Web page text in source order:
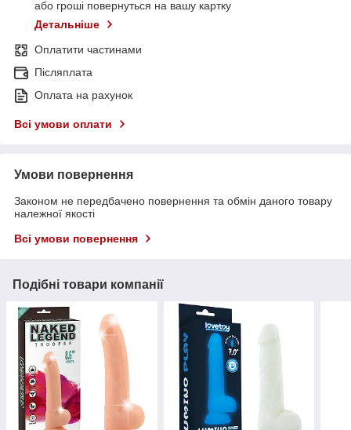
або гроші повернуться на вашу картку
Детальніше
Оплатити частинами
Післяплата
Оплата на рахунок
Всі умови оплати
Умови повернення
Законом не передбачено повернення та обмін даного товару
належної якості
Всі умови повернення
Подібні товари компанії